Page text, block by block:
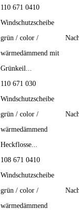
110 671 0410
Windschutzscheibe
grün / color /
wärmedämmend mit
Grünkeil...
110 671 030
Windschutzscheibe
grün / color /
wärmedämmend
Heckflosse...
108 671 0410
Windschutzscheibe
grün / color /
wärmedämmend